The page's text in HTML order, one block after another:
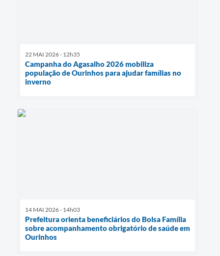
22 MAI 2026 - 12h35
Campanha do Agasalho 2026 mobiliza
população de Ourinhos para ajudar famílias no
inverno
14 MAI 2026 - 14h03
Prefeitura orienta beneficiários do Bolsa Família
sobre acompanhamento obrigatório de saúde em
Ourinhos